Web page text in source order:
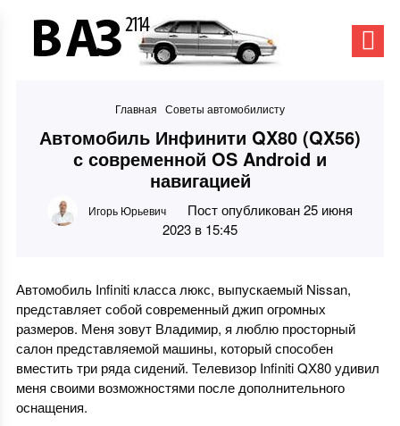
Главная Советы автомобилисту
Автомобиль Инфинити QX80 (QX56)
с современной OS Android и
навигацией
Игорь Юрьевич
Пост опубликован 25 июня
2023 в 15:45
Автомобиль Infiniti класса люкс, выпускаемый Nissan,
представляет собой современный джип огромных
размеров. Меня зовут Владимир, я люблю просторный
салон представляемой машины, который способен
вместить три ряда сидений. Телевизор Infiniti QX80 удивил
меня своими возможностями после дополнительного
оснащения.